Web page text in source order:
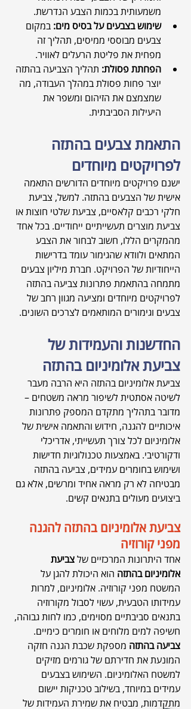
משמעותית בכמות הצבע הנדרשת.
שימוש בצבעים על בסיס מים: במקום
צבעים מבוססי ממיסים, תהליך זה
מפחית את פליטת הרעלים לאוויר.
הפחתת פסולת: תהליך הצביעה בהתזה
יוצר פחות פסולת במהלך העבודה, מה
שמצמצם את הזיהום ומשפר את
היעילות הסביבתית.
התאמת צבעים בהתזה
לפרויקטים מיוחדים
ישנם פרויקטים מיוחדים הדורשים התאמה
אישית של הצבעים בהתזה. למשל, צביעת
חלקי רכבים קלאסיים, צביעת שלטי חוצות או
צביעת מוצרים תעשייתיים ייחודיים. בכל אחד
מהמקרים הללו, חשוב לבחור את הצבע
המתאים ולוודא שהגימור עומד בדרישות
הייחודיות של הפרויקט. חברת מיליון צבעים
מתמחה בהתאמת פתרונות צביעה בהתזה
לפרויקטים מיוחדים ומציעה מגוון רחב של
צבעים וגימורים המותאמים לצרכים השונים.
החדשנות והעמידות של
צביעת אלומיניום בהתזה
צביעת אלומיניום בהתזה היא הרבה מעבר
לשיטה אסתטית לשיפור מראה משטחים –
מדובר בתהליך מתקדם המספק פתרונות
איכותיים להגנה, חידוש והתאמה אישית של
אלומיניום לכל צורך תעשייתי, אדריכלי
ודקורטיבי. באמצעות טכנולוגיות חדישות
ושימוש בחומרים עמידים, צביעה בהתזה
מבטיחה לא רק מראה אחיד ומרשים, אלא גם
ביצועים מעולים בתנאים קשים.
צביעת אלומיניום בהתזה להגנה
מפני קורוזיה
אחד היתרונות המרכזיים של צביעת
אלומיניום בהתזה הוא היכולת להגן על
המשטח מפני קורוזיה. אלומיניום, למרות
עמידותו הטבעית, עשוי לסבול מקורוזיה
בתנאים סביבתיים מסוימים, כמו לחות גבוהה,
חשיפה למים מלוחים או חומרים כימיים.
צביעה בהתזה מספקת שכבת הגנה חזקה
המונעת את חדירתם של גורמים מזיקים
למשטח האלומיניום. השימוש בצבעים
עמידים במיוחד, בשילוב טכניקות יישום
מתקדמות, מבטיח את שמירת העמידות של